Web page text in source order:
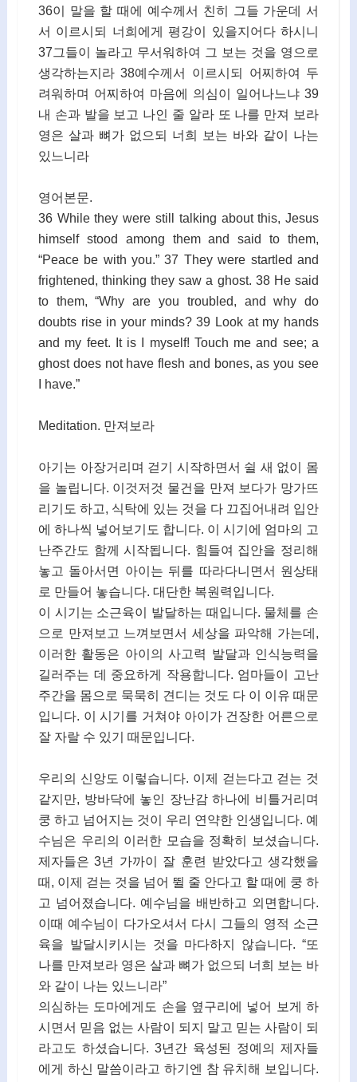
36이 말을 할 때에 예수께서 친히 그들 가운데 서
서 이르시되 너희에게 평강이 있을지어다 하시니
37그들이 놀라고 무서워하여 그 보는 것을 영으로
생각하는지라 38예수께서 이르시되 어찌하여 두
려워하며 어찌하여 마음에 의심이 일어나느냐 39
내 손과 발을 보고 나인 줄 알라 또 나를 만져 보라
영은 살과 뼈가 없으되 너희 보는 바와 같이 나는
있느니라
영어본문.
36 While they were still talking about this, Jesus
himself stood among them and said to them,
“Peace be with you.” 37 They were startled and
frightened, thinking they saw a ghost. 38 He said
to them, “Why are you troubled, and why do
doubts rise in your minds? 39 Look at my hands
and my feet. It is I myself! Touch me and see; a
ghost does not have flesh and bones, as you see
I have.”
Meditation. 만져보라
아기는 아장거리며 걷기 시작하면서 쉴 새 없이 몸
을 놀립니다. 이것저것 물건을 만져 보다가 망가뜨
리기도 하고, 식탁에 있는 것을 다 끄집어내려 입안
에 하나씩 넣어보기도 합니다. 이 시기에 엄마의 고
난주간도 함께 시작됩니다. 힘들여 집안을 정리해
놓고 돌아서면 아이는 뒤를 따라다니면서 원상태
로 만들어 놓습니다. 대단한 복원력입니다.
이 시기는 소근육이 발달하는 때입니다. 물체를 손
으로 만져보고 느껴보면서 세상을 파악해 가는데,
이러한 활동은 아이의 사고력 발달과 인식능력을
길러주는 데 중요하게 작용합니다. 엄마들이 고난
주간을 몸으로 묵묵히 견디는 것도 다 이 이유 때문
입니다. 이 시기를 거쳐야 아이가 건장한 어른으로
잘 자랄 수 있기 때문입니다.
우리의 신앙도 이렇습니다. 이제 걷는다고 걷는 것
같지만, 방바닥에 놓인 장난감 하나에 비틀거리며
쿵 하고 넘어지는 것이 우리 연약한 인생입니다. 예
수님은 우리의 이러한 모습을 정확히 보셨습니다.
제자들은 3년 가까이 잘 훈련 받았다고 생각했을
때, 이제 걷는 것을 넘어 뛸 줄 안다고 할 때에 쿵 하
고 넘어졌습니다. 예수님을 배반하고 외면합니다.
이때 예수님이 다가오셔서 다시 그들의 영적 소근
육을 발달시키시는 것을 마다하지 않습니다. “또
나를 만져보라 영은 살과 뼈가 없으되 너희 보는 바
와 같이 나는 있느니라”
의심하는 도마에게도 손을 옆구리에 넣어 보게 하
시면서 믿음 없는 사람이 되지 말고 믿는 사람이 되
라고도 하셨습니다. 3년간 육성된 정예의 제자들
에게 하신 말씀이라고 하기엔 참 유치해 보입니다.